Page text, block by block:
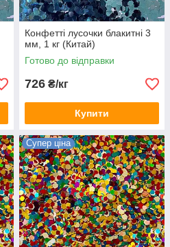
Конфетті лусочки блакитні 3
мм, 1 кг (Китай)
Готово до відправки
726 ₴/кг
Купити
Супер ціна